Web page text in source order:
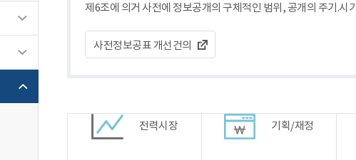
제6조에 의거 사전에 정보공개의 구체적인 범위, 공개의 주기.시
사전정보공표 개선건의
전력시장
기획/재정